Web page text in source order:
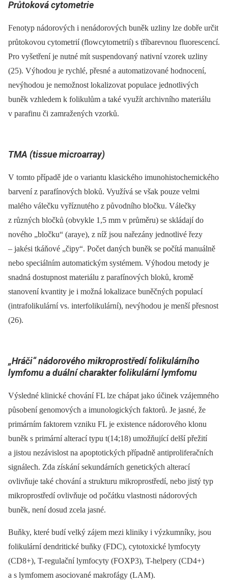
Průtoková cytometrie
Fenotyp nádorových i nenádorových buněk uzliny lze dobře určit
průtokovou cytometrií (flowcytometrií) s tříbarevnou fluorescencí.
Pro vyšetření je nutné mít suspendovaný nativní vzorek uzliny
(25). Výhodou je rychlé, přesné a automatizované hodnocení,
nevýhodou je nemožnost lokalizovat populace jednotlivých
buněk vzhledem k folikulům a také využít archivního materiálu
v parafinu či zamražených vzorků.
TMA (tissue microarray)
V tomto případě jde o variantu klasického imunohistochemického
barvení z parafínových bloků. Využívá se však pouze velmi
malého válečku vyříznutého z původního bločku. Válečky
z různých bločků (obvykle 1,5 mm v průměru) se skládají do
nového „bločku“ (araye), z níž jsou nařezány jednotlivé řezy
–⁠ jakési tkáňové „čipy“. Počet daných buněk se počítá manuálně
nebo speciálním automatickým systémem. Výhodou metody je
snadná dostupnost materiálu z parafínových bloků, kromě
stanovení kvantity je i možná lokalizace buněčných populací
(intrafolikulární vs. interfolikulární), nevýhodou je menší přesnost
(26).
„Hráči“ nádorového mikroprostředí folikulárního
lymfomu a duální charakter folikulární lymfomu
Výsledné klinické chování FL lze chápat jako účinek vzájemného
působení genomových a imunologických faktorů. Je jasné, že
primárním faktorem vzniku FL je existence nádorového klonu
buněk s primární alterací typu t(14;18) umožňující delší přežití
a jistou nezávislost na apoptotických případně antiproliferačních
signálech. Zda získání sekundárních genetických alterací
ovlivňuje také chování a strukturu mikroprostředí, nebo jistý typ
mikroprostředí ovlivňuje od počátku vlastnosti nádorových
buněk, není dosud zcela jasné.
Buňky, které budí velký zájem mezi kliniky i výzkumníky, jsou
folikulární dendritické buňky (FDC), cytotoxické lymfocyty
(CD8+), T-regulační lymfocyty (FOXP3), T-helpery (CD4+)
a s lymfomem asociované makrofágy (LAM).